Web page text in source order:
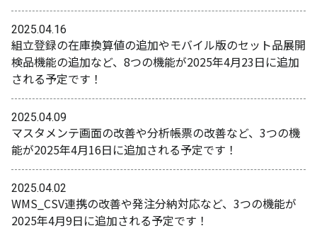
2025.04.16
組立登録の在庫換算値の追加やモバイル版のセット品展開
検品機能の追加など、8つの機能が2025年4月23日に追加
される予定です！
2025.04.09
マスタメンテ画面の改善や分析帳票の改善など、3つの機
能が2025年4月16日に追加される予定です！
2025.04.02
WMS_CSV連携の改善や発注分納対応など、3つの機能が
2025年4月9日に追加される予定です！